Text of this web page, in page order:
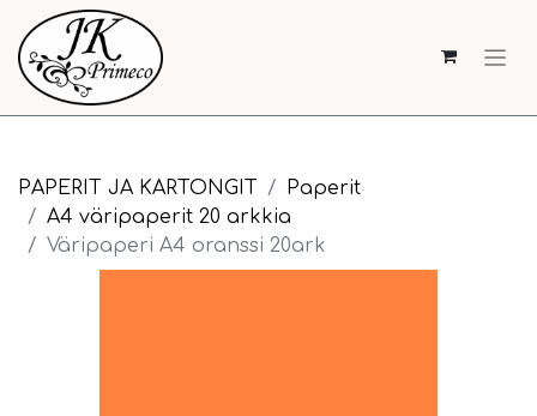
PAPERIT JA KARTONGIT
Paperit
A4 väripaperit 20 arkkia
Väripaperi A4 oranssi 20ark